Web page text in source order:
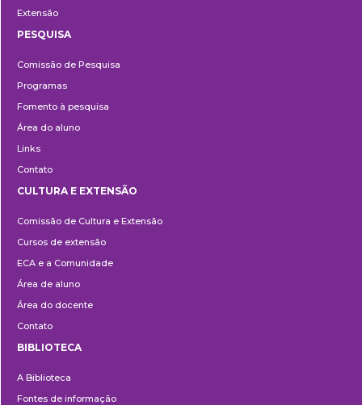
Extensão
PESQUISA
Comissão de Pesquisa
Programas
Fomento à pesquisa
Área do aluno
Links
Contato
e
Extensão
CULTURA E EXTENSÃO
Comissão de Cultura e Extensão
Cursos de extensão
ECA e a Comunidade
Área de aluno
Área do docente
Contato
BIBLIOTECA
A Biblioteca
Fontes de informação